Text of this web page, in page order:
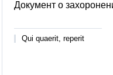
Документ о
Qui quaerit, reperit